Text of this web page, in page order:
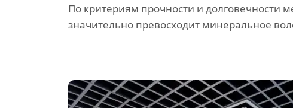
По критериям прочности и долговечности
значительно превосходит минеральное